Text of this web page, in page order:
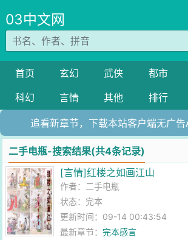
03中文网
首页 玄幻 武侠 都市
科幻
言情 其他 排行
追看新章节，下载本站客户端无广告
二手电瓶-搜索结果(共4条记录)
[言情]红楼之如画江山
作者： 二手电瓶
状态：完本
更新时间：09-14 00:43:54
最新章节：完本感言